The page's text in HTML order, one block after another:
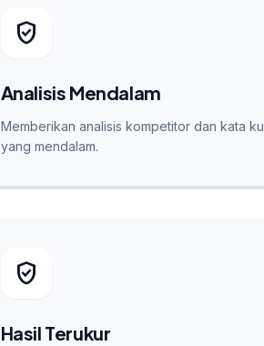
verified_user
Analisis Mendalam
Memberikan analisis kompetitor dan kata
yang mendalam.
verified_user
Hasil Terukur